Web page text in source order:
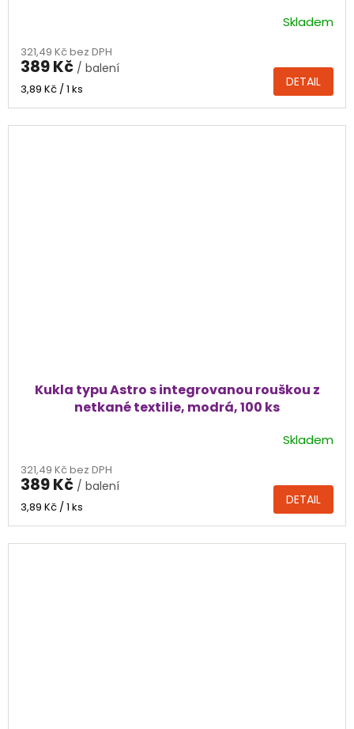
produktu
je
5,0
z
Skladem
321,49 Kč bez DPH
389 Kč / balení
Měrná
3,89 Kč / 1 ks DETAIL
Kukla typu Astro s integrovanou rouškou z
netkané textilie, modrá, 100 ks
produktu
je
5,0
Skladem
321,49 Kč bez DPH
389 Kč / balení
Měrná
3,89 Kč / 1 ks DETAIL